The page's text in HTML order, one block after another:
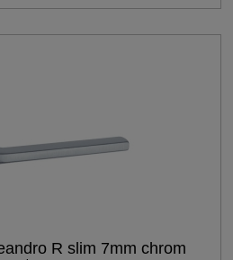
R slim 7mm chrom